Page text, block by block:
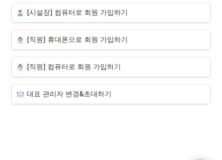
[시설장] 컴퓨터로 회원 가입하기
[직원] 휴대폰으로 회원 가입하기
[직원] 컴퓨터로 회원 가입하기
대표 관리자 변경&초대하기